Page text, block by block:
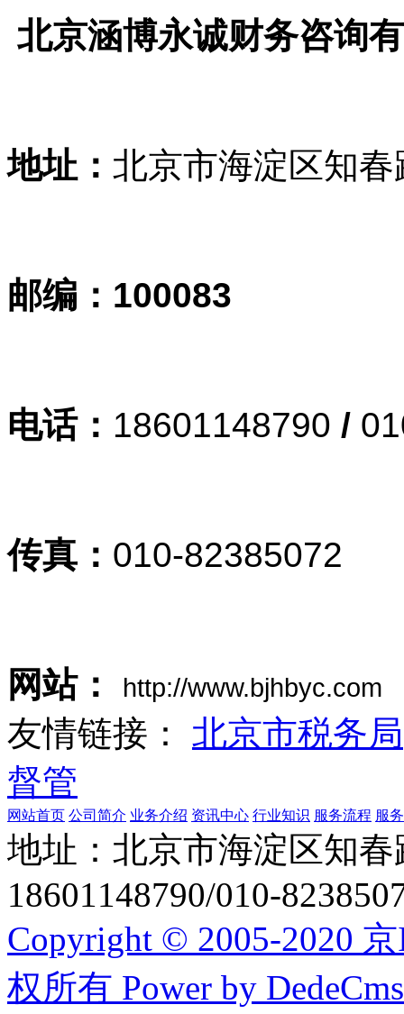
北京涵博永诚财务咨询
地址： 北京市海淀区知
邮编：100083
电话： 18601148790 /
传真： 010-82385072
网站： http://www.bjhbyc.com
友情链接：
北京市税务局
督管
网站首页 公司简介 业务介绍 资讯中心 行业知识 服务流程 服
地址：北京市海淀区知
18601148790/010-
Copyright © 2005-2020
权所有 Power by DedeCms